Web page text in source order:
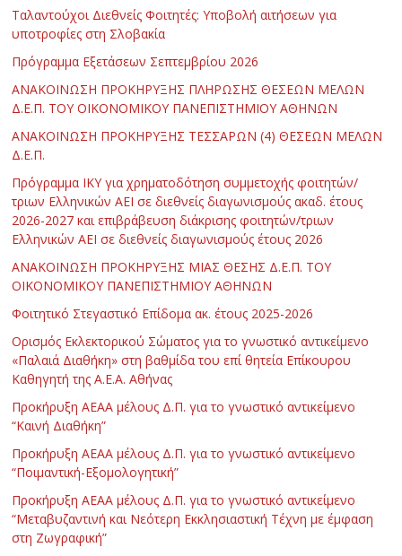
Ταλαντούχοι Διεθνείς Φοιτητές: Υποβολή αιτήσεων για
υποτροφίες στη Σλοβακία
Πρόγραμμα Εξετάσεων Σεπτεμβρίου 2026
ΑΝΑΚΟΙΝΩΣΗ ΠΡΟΚΗΡΥΞΗΣ ΠΛΗΡΩΣΗΣ ΘΕΣΕΩΝ ΜΕΛΩΝ
Δ.Ε.Π. ΤΟΥ ΟΙΚΟΝΟΜΙΚΟΥ ΠΑΝΕΠΙΣΤΗΜΙΟΥ ΑΘΗΝΩΝ
ΑΝΑΚΟΙΝΩΣΗ ΠΡΟΚΗΡΥΞΗΣ ΤΕΣΣΑΡΩΝ (4) ΘΕΣΕΩΝ ΜΕΛΩΝ
Δ.Ε.Π.
Πρόγραμμα ΙΚΥ για χρηματοδότηση συμμετοχής φοιτητών/
τριων Ελληνικών ΑΕΙ σε διεθνείς διαγωνισμούς ακαδ. έτους
2026-2027 και επιβράβευση διάκρισης φοιτητών/τριων
Ελληνικών ΑΕΙ σε διεθνείς διαγωνισμούς έτους 2026
ΑΝΑΚΟΙΝΩΣΗ ΠΡΟΚΗΡΥΞΗΣ ΜΙΑΣ ΘΕΣΗΣ Δ.Ε.Π. ΤΟΥ
ΟΙΚΟΝΟΜΙΚΟΥ ΠΑΝΕΠΙΣΤΗΜΙΟΥ ΑΘΗΝΩΝ
Φοιτητικό Στεγαστικό Επίδομα ακ. έτους 2025-2026
Ορισμός Εκλεκτορικού Σώματος για το γνωστικό αντικείμενο
«Παλαιά Διαθήκη» στη βαθμίδα του επί θητεία Επίκουρου
Καθηγητή της Α.Ε.Α. Αθήνας
Προκήρυξη ΑΕΑΑ μέλους Δ.Π. για το γνωστικό αντικείμενο
“Καινή Διαθήκη”
Προκήρυξη ΑΕΑΑ μέλους Δ.Π. για το γνωστικό αντικείμενο
“Ποιμαντική-Εξομολογητική”
Προκήρυξη ΑΕΑΑ μέλους Δ.Π. για το γνωστικό αντικείμενο
“Μεταβυζαντινή και Νεότερη Εκκλησιαστική Τέχνη με έμφαση
στη Ζωγραφική”